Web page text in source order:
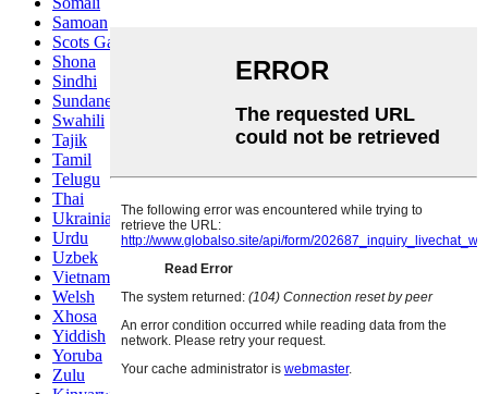
Samoan
Scots Gaelic
Shona
Sindhi
Sundanese
Swahili
Tajik
Tamil
Telugu
Thai
Ukrainian
Urdu
Uzbek
Vietnamese
Welsh
Xhosa
Yiddish
Yoruba
Zulu